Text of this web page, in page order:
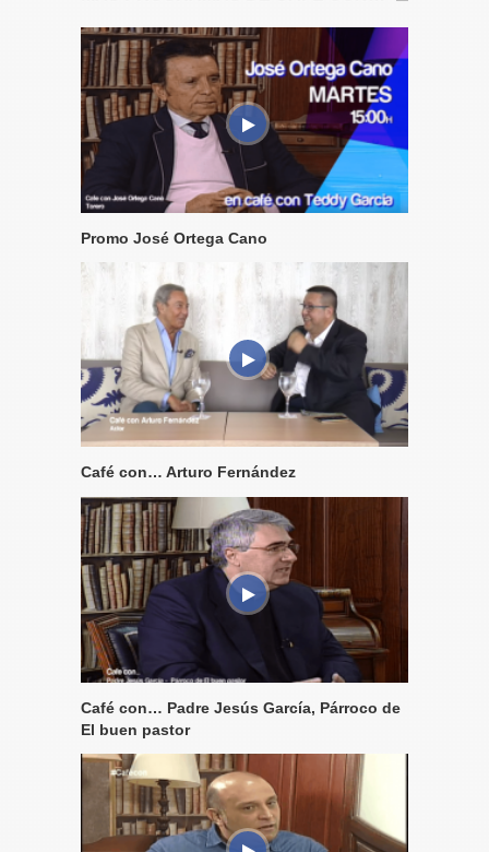
Promo José Ortega Cano
Café con… Arturo Fernández
Café con… Padre Jesús García, Párroco de
El buen pastor